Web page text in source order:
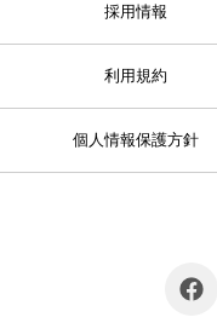
採用情報
利用規約
個人情報保護方針